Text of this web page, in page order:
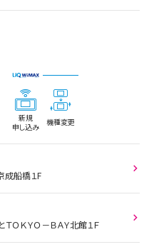
新規
申し込み
機種変更
成船橋１F
ＯＫＹＯ－ＢＡＹ北館１Ｆ